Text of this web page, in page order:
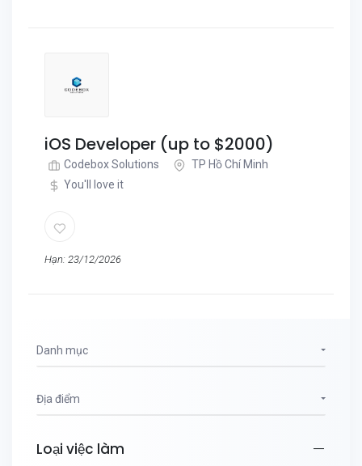
iOS Developer (up to $2000)
Codebox Solutions
TP Hồ Chí Minh
You'll love it
Hạn: 23/12/2026
Danh mục
Địa điểm
Loại việc làm